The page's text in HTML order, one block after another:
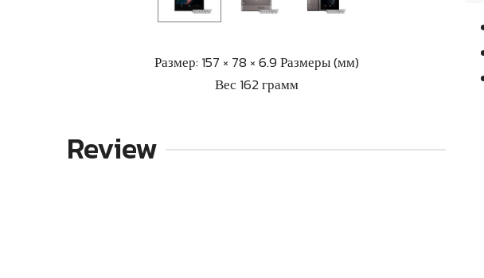
Размер: 157 × 78 × 6.9 Размеры (мм)
Вес 162 грамм
Review